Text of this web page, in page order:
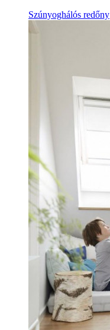
Szúnyoghálós redőny